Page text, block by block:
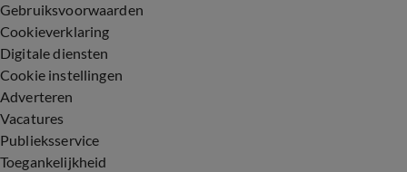
Gebruiksvoorwaarden
Cookieverklaring
Digitale diensten
Cookie instellingen
Adverteren
Vacatures
Publieksservice
Toegankelijkheid